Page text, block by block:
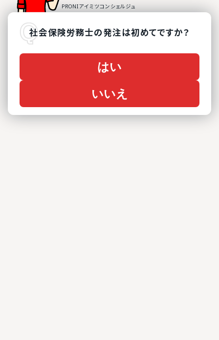
社会保険労務士の発注は初めてですか？
はい
いいえ